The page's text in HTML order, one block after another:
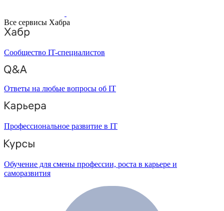
Все сервисы Хабра
Сообщество IT-специалистов
Ответы на любые вопросы об IT
Профессиональное развитие в IT
Обучение для смены профессии, роста в карьере и
саморазвития